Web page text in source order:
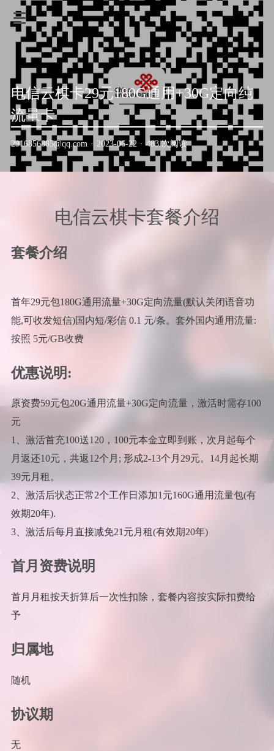
电信云棋卡29元180G通用+30G定向纯
流量卡
2916856885@qq.com · 2023-06-22 · 483 次阅读
电信云棋卡套餐介绍
套餐介绍
首年29元包180G通用流量+30G定向流量(默认关闭语音功
能,可收发短信)国内短/彩信 0.1 元/条。套外国内通用流量:
按照 5元/GB收费
优惠说明:
原资费59元包20G通用流量+30G定向流量，激活时需存100
元
1、激活首充100送120，100元本金立即到账，次月起每个
月返还10元，共返12个月; 形成2-13个月29元。14月起长期
39元月租。
2、激活后状态正常2个工作日添加1元160G通用流量包(有
效期20年).
3、激活后每月直接减免21元月租(有效期20年)
首月资费说明
首月月租按天折算后一次性扣除，套餐内容按实际扣费给
予
归属地
随机
协议期
无